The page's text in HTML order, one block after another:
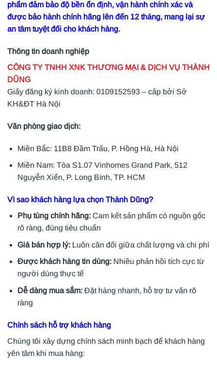
phẩm đảm bảo độ bền ổn định, vận hành chính xác và
được bảo hành chính hãng lên đến 12 tháng, mang lại sự
an tâm tuyệt đối cho khách hàng.
Thông tin doanh nghiệp
CÔNG TY TNHH XNK THƯƠNG MẠI & DỊCH VỤ THÀNH
DŨNG
Giấy đăng ký kinh doanh: 0109152593 – cấp bởi Sở
KH&ĐT Hà Nội
Văn phòng giao dịch:
Miền Bắc: 11B8 Đầm Trấu, P. Hồng Hà, Hà Nội
Miền Nam: Tòa S1.07 Vinhomes Grand Park, 512
Nguyễn Xiển, P. Long Bình, TP. HCM
Vì sao khách hàng lựa chọn Thành Dũng?
Phụ tùng chính hãng:Cam kết sản phẩm có nguồn gốc
rõ ràng, đúng tiêu chuẩn
Giá bán hợp lý:Luôn cân đối giữa chất lượng và chi phí
Được khách hàng tin dùng:Nhiều phản hồi tích cực từ
người dùng thực tế
Dễ dàng mua sắm:Đặt hàng nhanh, hỗ trợ tư vấn rõ
ràng
Chính sách hỗ trợ khách hàng
Chúng tôi xây dựng chính sách minh bạch để khách hàng
yên tâm khi mua hàng: